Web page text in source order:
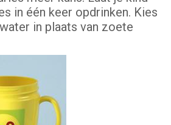
in één keer opdrinken. Kies
in plaats van zoete